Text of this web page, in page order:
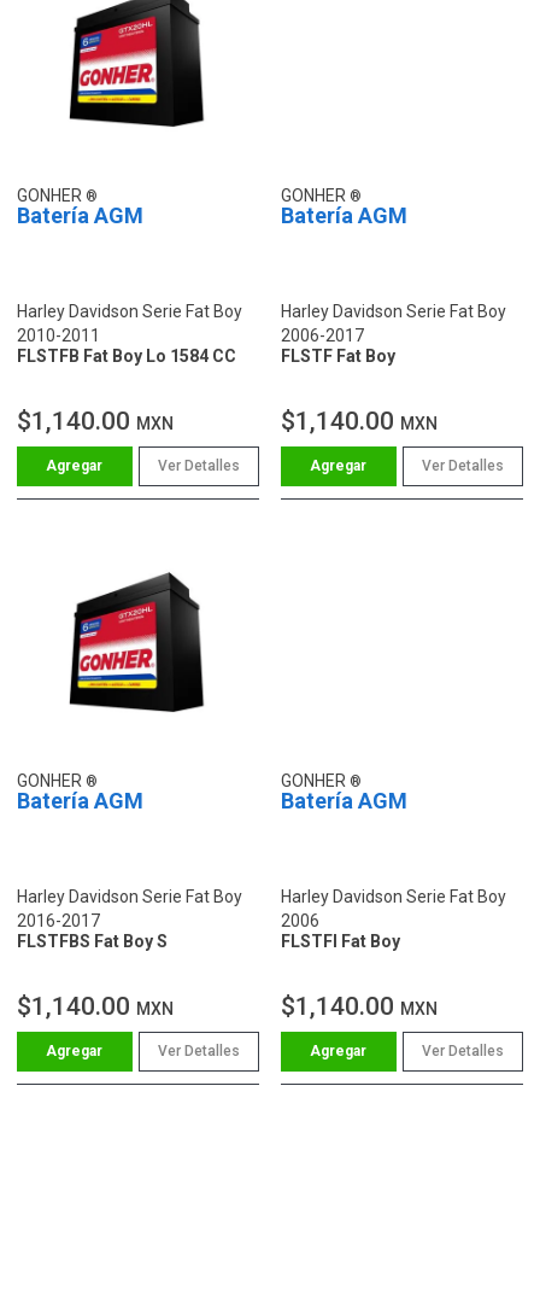
GONHER
Batería AGM
Harley Davidson Serie Fat Boy
2010-2011
FLSTFB Fat Boy Lo 1584 CC
$1,140.00 MXN
Ver Detalles
GONHER
Batería AGM
Harley Davidson Serie Fat Boy
2006-2017
FLSTF Fat Boy
$1,140.00 MXN
Ver Detalles
GONHER
Batería AGM
Harley Davidson Serie Fat Boy
2016-2017
FLSTFBS Fat Boy S
$1,140.00 MXN
Ver Detalles
GONHER
Batería AGM
Harley Davidson Serie Fat Boy
2006
FLSTFI Fat Boy
$1,140.00 MXN
Ver Detalles